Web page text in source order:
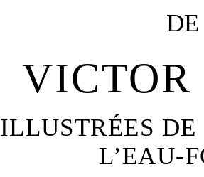
DE
ILLUSTRÉES
L’EAU-